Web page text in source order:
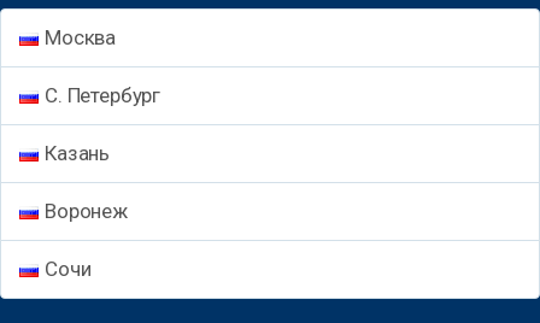
Москва
С. Петербург
Казань
Воронеж
Сочи